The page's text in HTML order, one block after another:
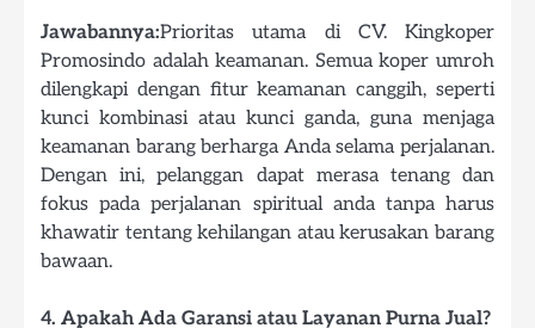
Jawabannya:Prioritas utama di CV. Kingkoper
Promosindo adalah keamanan. Semua koper umroh
dilengkapi dengan fitur keamanan canggih, seperti
kunci kombinasi atau kunci ganda, guna menjaga
keamanan barang berharga Anda selama perjalanan.
Dengan ini, pelanggan dapat merasa tenang dan
fokus pada perjalanan spiritual anda tanpa harus
khawatir tentang kehilangan atau kerusakan barang
bawaan.
4. Apakah Ada Garansi atau Layanan Purna Jual?